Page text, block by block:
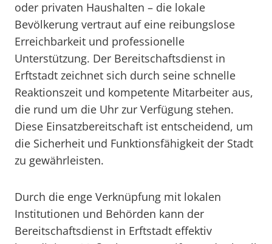
oder privaten Haushalten – die lokale
Bevölkerung vertraut auf eine reibungslose
Erreichbarkeit und professionelle
Unterstützung. Der Bereitschaftsdienst in
Erftstadt zeichnet sich durch seine schnelle
Reaktionszeit und kompetente Mitarbeiter aus,
die rund um die Uhr zur Verfügung stehen.
Diese Einsatzbereitschaft ist entscheidend, um
die Sicherheit und Funktionsfähigkeit der Stadt
zu gewährleisten.
Durch die enge Verknüpfung mit lokalen
Institutionen und Behörden kann der
Bereitschaftsdienst in Erftstadt effektiv